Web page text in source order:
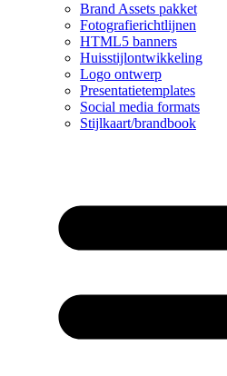
Brand Assets pakket
Fotografierichtlijnen
HTML5 banners
Huisstijlontwikkeling
Logo ontwerp
Presentatietemplates
Social media formats
Stijlkaart/brandbook